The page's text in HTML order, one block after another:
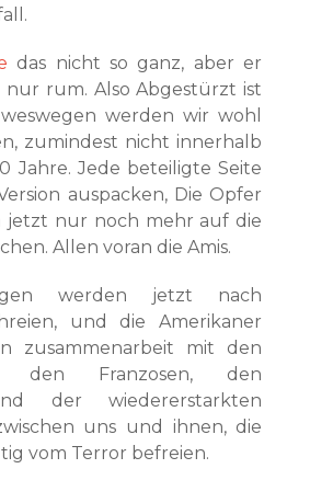
das nicht so ganz, aber er
rum. Also Abgestürzt ist
werden wir wohl
zumindest nicht innerhalb
Jahre. Jede beteiligte Seite
auspacken, Die Opfer
jetzt nur noch mehr auf die
Allen voran die Amis.
werden jetzt nach
und die Amerikaner
zusammenarbeit mit den
den Franzosen, den
der wiedererstarkten
uns und ihnen, die
vom Terror befreien.